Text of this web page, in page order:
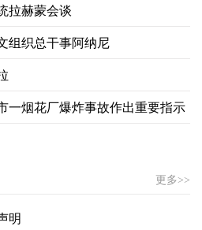
拉赫蒙会谈
组织总干事阿纳尼
一烟花厂爆炸事故作出重要指示
更多>>
明